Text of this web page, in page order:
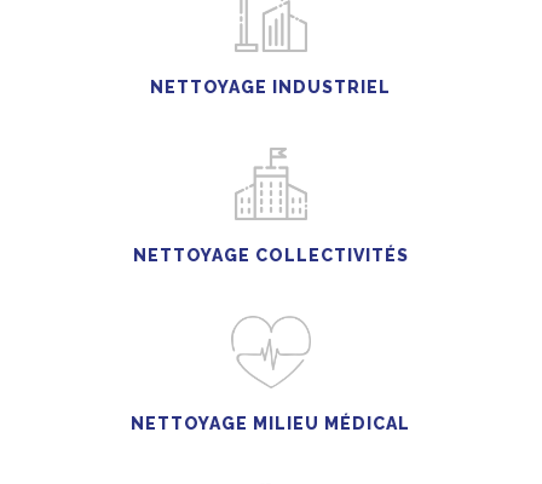
NETTOYAGE INDUSTRIEL
NETTOYAGE COLLECTIVITÉS
NETTOYAGE MILIEU MÉDICAL